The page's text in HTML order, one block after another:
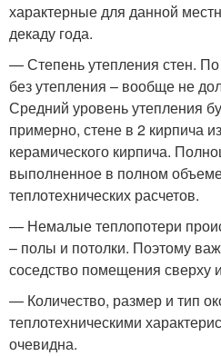
характерные для данной
декаду года.
— Степень утепления стен.
без утепления – вообще не
Средний уровень утепления
примерно, стене в 2 кирпича
керамического кирпича.
выполненное в полном
теплотехнических расчетов.
— Немалые теплопотери
– полы и потолки. Поэтому
соседство помещения сверху
— Количество, размер и тип
теплотехническими
очевидна.